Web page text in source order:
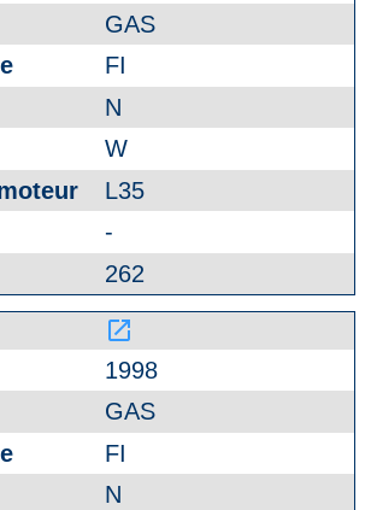
GAS
FI
N
W
L35
-
262
launch
1998
GAS
FI
N